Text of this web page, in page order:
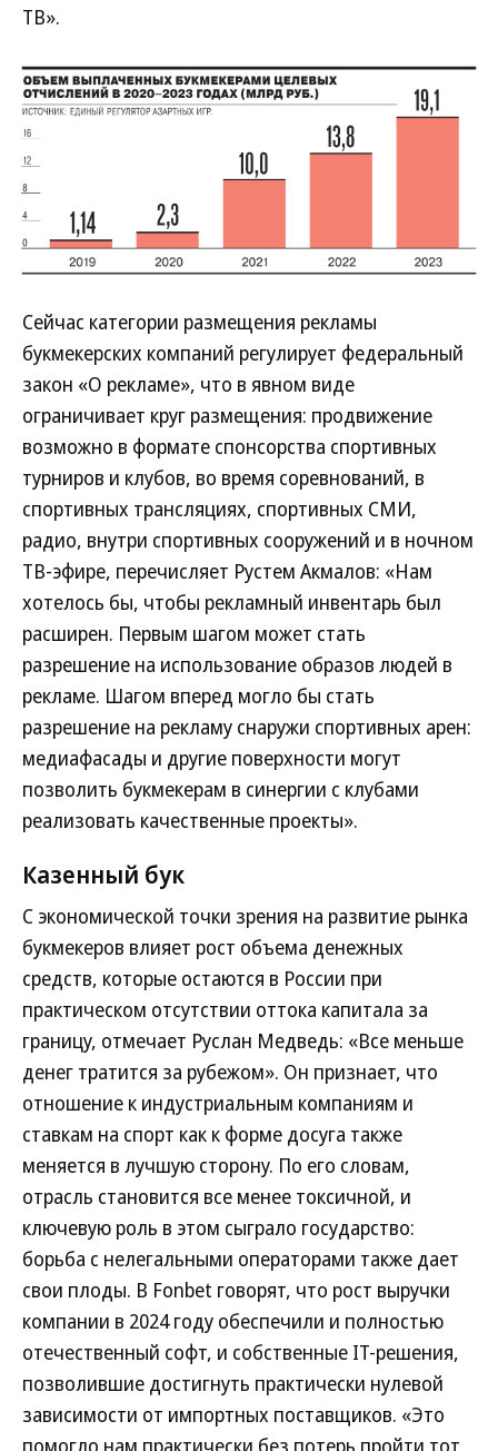
ТВ».
Сейчас категории размещения рекламы
букмекерских компаний регулирует федеральный
закон «О рекламе», что в явном виде
ограничивает круг размещения: продвижение
возможно в формате спонсорства спортивных
турниров и клубов, во время соревнований, в
спортивных трансляциях, спортивных СМИ,
радио, внутри спортивных сооружений и в ночном
ТВ-эфире, перечисляет Рустем Акмалов: «Нам
хотелось бы, чтобы рекламный инвентарь был
расширен. Первым шагом может стать
разрешение на использование образов людей в
рекламе. Шагом вперед могло бы стать
разрешение на рекламу снаружи спортивных арен:
медиафасады и другие поверхности могут
позволить букмекерам в синергии с клубами
реализовать качественные проекты».
Казенный бук
С экономической точки зрения на развитие рынка
букмекеров влияет рост объема денежных
средств, которые остаются в России при
практическом отсутствии оттока капитала за
границу, отмечает Руслан Медведь: «Все меньше
денег тратится за рубежом». Он признает, что
отношение к индустриальным компаниям и
ставкам на спорт как к форме досуга также
меняется в лучшую сторону. По его словам,
отрасль становится все менее токсичной, и
ключевую роль в этом сыграло государство:
борьба с нелегальными операторами также дает
свои плоды. В Fonbet говорят, что рост выручки
компании в 2024 году обеспечили и полностью
отечественный софт, и собственные IT-решения,
позволившие достигнуть практически нулевой
зависимости от импортных поставщиков. «Это
помогло нам практически без потерь пройти тот